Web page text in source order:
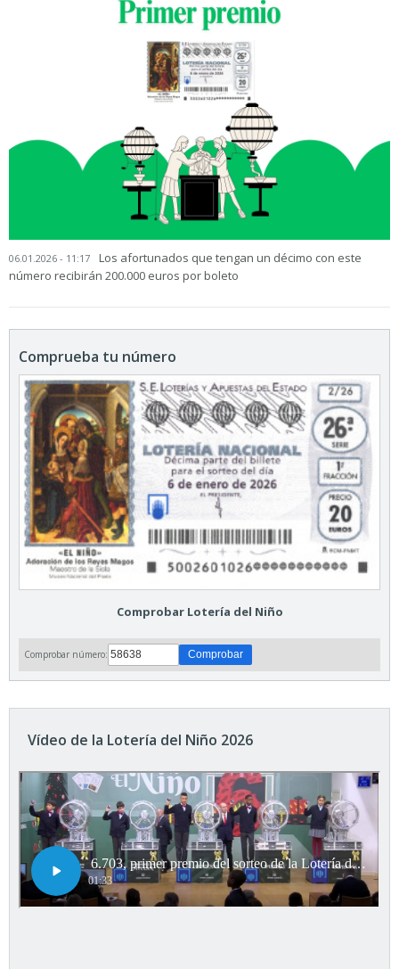
06.01.2026 - 11:17
Los afortunados que tengan un décimo con este
número recibirán 200.000 euros por boleto
Comprueba tu número
Comprobar Lotería del Niño
Comprobar número:
Vídeo de la Lotería del Niño 2026